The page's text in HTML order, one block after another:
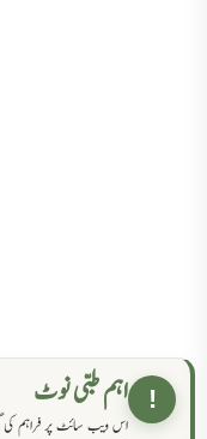
! اہم طبی نوٹ
اس ویب سائٹ پر فراہم کی